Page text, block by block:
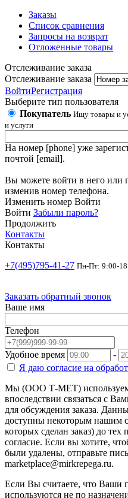
Заказы
Список сравнения
Запросы на возврат
Отложенные товары
Отслеживание заказа
Отслеживание заказа
ВойтиРегистрация
Выберите тип пользователя
Покупатель Ищу товары и
и услуги
На номер [phone] уже
почтой [email].
Вы можете войти в него или
изменив номер телефона.
Изменить номер Войти
Войти Забыли пароль?
Продолжить
Контакты
Контакты
+7(495)795-41-27 Пн-Пт: 9:00-
Заказать обратный звонок
Ваше имя
Телефон
Удобное время
-
Я даю согласие на
Мы (ООО Т-МЕТ)
впоследствии связаться с
для обсуждения заказа.
доступны некоторым нашим
которых сделан заказ) до тех
согласие. Если вы хотите,
были удалены, отправьте
marketplace@mirkrepega.ru.
Если Вы считаете, что Ваши
используются не по